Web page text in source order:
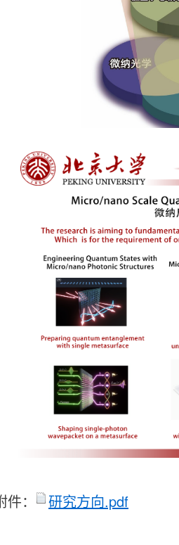
： 研究方向.pdf